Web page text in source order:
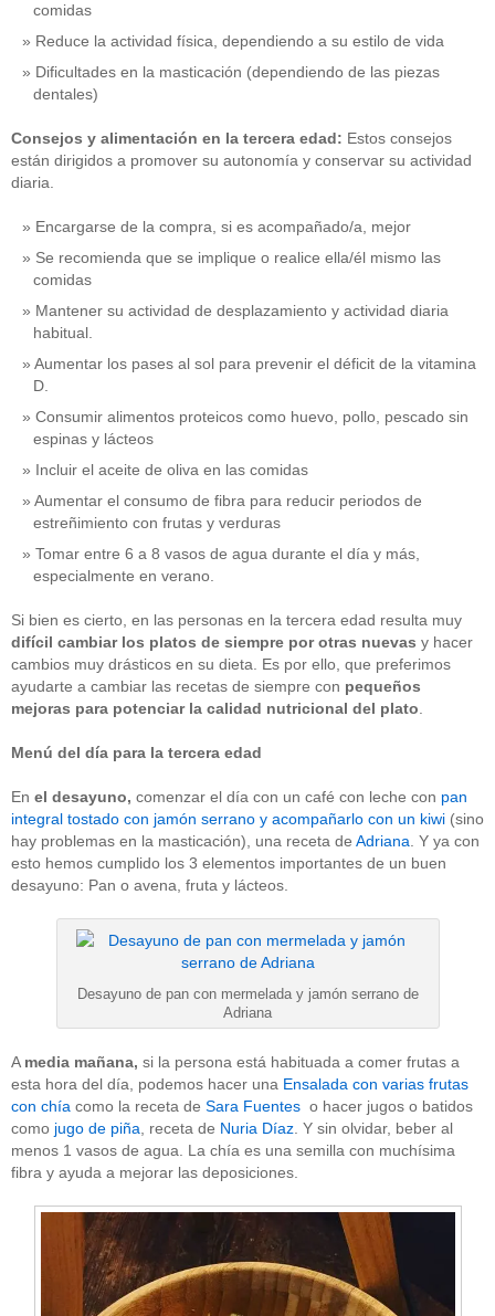
comidas
Reduce la actividad física, dependiendo a su estilo de vida
Dificultades en la masticación (dependiendo de las piezas
dentales)
Consejos y alimentación en la tercera edad: Estos consejos
están dirigidos a promover su autonomía y conservar su actividad
diaria.
Encargarse de la compra, si es acompañado/a, mejor
Se recomienda que se implique o realice ella/él mismo las
comidas
Mantener su actividad de desplazamiento y actividad diaria
habitual.
Aumentar los pases al sol para prevenir el déficit de la vitamina
D.
Consumir alimentos proteicos como huevo, pollo, pescado sin
espinas y lácteos
Incluir el aceite de oliva en las comidas
Aumentar el consumo de fibra para reducir periodos de
estreñimiento con frutas y verduras
Tomar entre 6 a 8 vasos de agua durante el día y más,
especialmente en verano.
Si bien es cierto, en las personas en la tercera edad resulta muy
difícil cambiar los platos de siempre por otras nuevas y hacer
cambios muy drásticos en su dieta. Es por ello, que preferimos
ayudarte a cambiar las recetas de siempre con pequeños
mejoras para potenciar la calidad nutricional del plato
Menú del día para la tercera edad
En el desayuno, comenzar el día con un café con leche con pan
integral tostado con jamón serrano y acompañarlo con un kiwi (sino
hay problemas en la masticación), una receta de Adriana . Y ya con
esto hemos cumplido los 3 elementos importantes de un buen
desayuno: Pan o avena, fruta y lácteos.
Desayuno de pan con mermelada y jamón serrano de
Adriana
A media mañana, si la persona está habituada a comer frutas a
esta hora del día, podemos hacer una Ensalada con varias frutas
con chía como la receta de Sara Fuentes o hacer jugos o batidos
como jugo de piña , receta de Nuria Díaz . Y sin olvidar, beber al
menos 1 vasos de agua. La chía es una semilla con muchísima
fibra y ayuda a mejorar las deposiciones.